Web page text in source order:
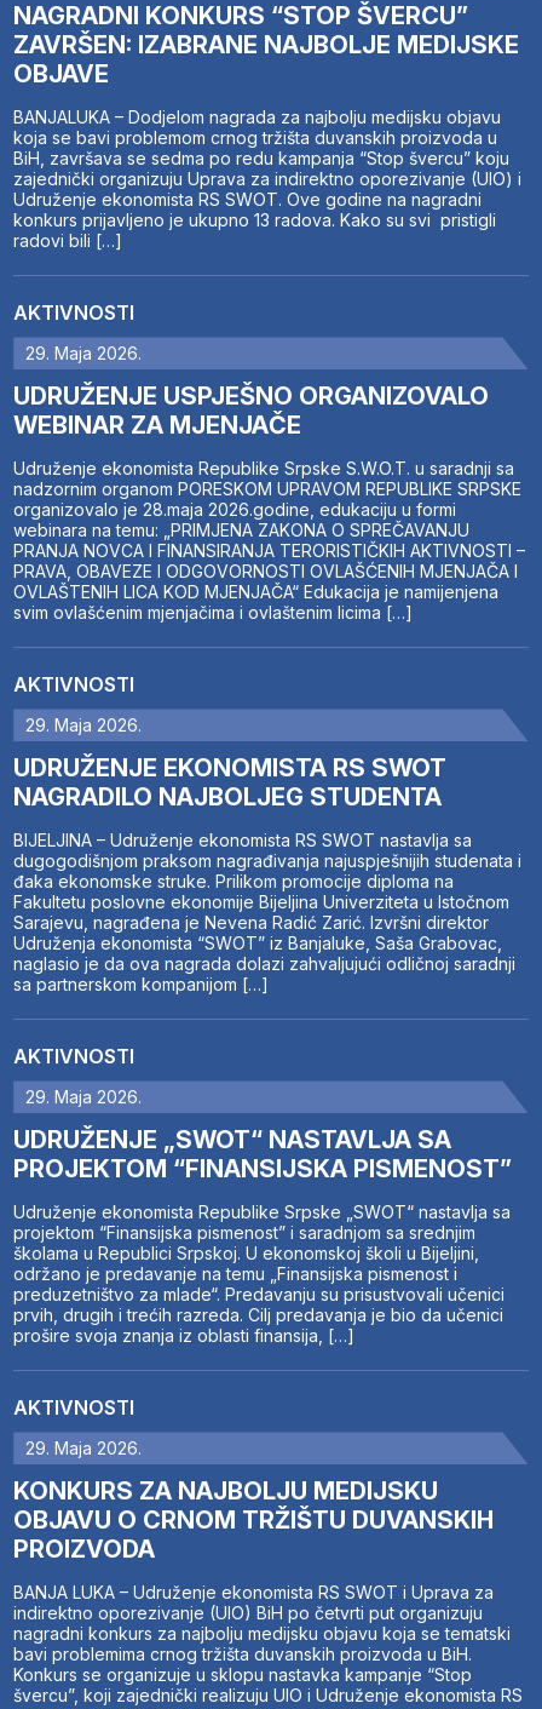
NAGRADNI KONKURS “STOP ŠVERCU”
ZAVRŠEN: IZABRANE NAJBOLJE MEDIJSKE
OBJAVE
BANJALUKA – Dodjelom nagrada za najbolju medijsku objavu
koja se bavi problemom crnog tržišta duvanskih proizvoda u
BiH, završava se sedma po redu kampanja “Stop švercu” koju
zajednički organizuju Uprava za indirektno oporezivanje (UIO) i
Udruženje ekonomista RS SWOT. Ove godine na nagradni
konkurs prijavljeno je ukupno 13 radova. Kako su svi pristigli
radovi bili […]
AKTIVNOSTI
29. Maja 2026.
UDRUŽENJE USPJEŠNO ORGANIZOVALO
WEBINAR ZA MJENJAČE
Udruženje ekonomista Republike Srpske S.W.O.T. u saradnji sa
nadzornim organom PORESKOM UPRAVOM REPUBLIKE SRPSKE
organizovalo je 28.maja 2026.godine, edukaciju u formi
webinara na temu: „PRIMJENA ZAKONA O SPREČAVANJU
PRANJA NOVCA I FINANSIRANJA TERORISTIČKIH AKTIVNOSTI –
PRAVA, OBAVEZE I ODGOVORNOSTI OVLAŠĆENIH MJENJAČA I
OVLAŠTENIH LICA KOD MJENJAČA“ Edukacija je namijenjena
svim ovlašćenim mjenjačima i ovlaštenim licima […]
AKTIVNOSTI
29. Maja 2026.
UDRUŽENJE EKONOMISTA RS SWOT
NAGRADILO NAJBOLJEG STUDENTA
BIJELJINA – Udruženje ekonomista RS SWOT nastavlja sa
dugogodišnjom praksom nagrađivanja najuspješnijih studenata i
đaka ekonomske struke. Prilikom promocije diploma na
Fakultetu poslovne ekonomije Bijeljina Univerziteta u Istočnom
Sarajevu, nagrađena je Nevena Radić Zarić. Izvršni direktor
Udruženja ekonomista “SWOT” iz Banjaluke, Saša Grabovac,
naglasio je da ova nagrada dolazi zahvaljujući odličnoj saradnji
sa partnerskom kompanijom […]
AKTIVNOSTI
29. Maja 2026.
UDRUŽENJE „SWOT“ NASTAVLJA SA
PROJEKTOM “FINANSIJSKA PISMENOST”
Udruženje ekonomista Republike Srpske „SWOT“ nastavlja sa
projektom “Finansijska pismenost” i saradnjom sa srednjim
školama u Republici Srpskoj. U ekonomskoj školi u Bijeljini,
održano je predavanje na temu „Finansijska pismenost i
preduzetništvo za mlade“. Predavanju su prisustvovali učenici
prvih, drugih i trećih razreda. Cilj predavanja je bio da učenici
prošire svoja znanja iz oblasti finansija, […]
AKTIVNOSTI
29. Maja 2026.
KONKURS ZA NAJBOLJU MEDIJSKU
OBJAVU O CRNOM TRŽIŠTU DUVANSKIH
PROIZVODA
BANJA LUKA – Udruženje ekonomista RS SWOT i Uprava za
indirektno oporezivanje (UIO) BiH po četvrti put organizuju
nagradni konkurs za najbolju medijsku objavu koja se tematski
bavi problemima crnog tržišta duvanskih proizvoda u BiH.
Konkurs se organizuje u sklopu nastavka kampanje “Stop
švercu”, koji zajednički realizuju UIO i Udruženje ekonomista RS